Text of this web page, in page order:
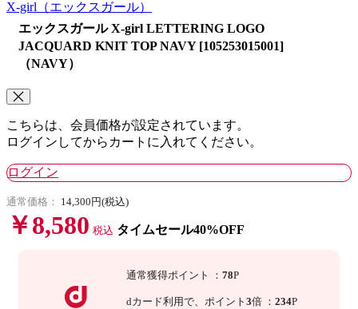
X-girl （エックスガール）
エックスガール X-girl LETTERING LOGO
JACQUARD KNIT TOP NAVY [105253015001]
（NAVY）
こちらは、会員価格が設定されています。
ログインしてからカートに入れてください。
ログイン
通常価格： 14,300円(税込)
￥8,580 税込 タイムセール40%OFF
通常獲得ポイント ： 78P
dカード利用で、 ポイント 3倍 ： 234P